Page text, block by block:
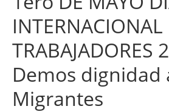
INTERNACIONAL
TRABAJADORES
Demos dignidad
Migrantes